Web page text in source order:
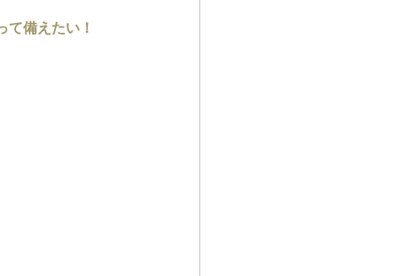
備えたい！